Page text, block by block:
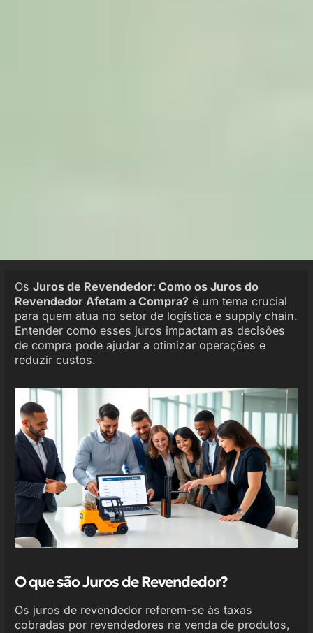
Os Juros de Revendedor: Como os Juros do
Revendedor Afetam a Compra?é um tema crucial
para quem atua no setor de logística e supply chain.
Entender como esses juros impactam as decisões
de compra pode ajudar a otimizar operações e
reduzir custos.
O que são Juros de Revendedor?
Os juros de revendedor referem-se às taxas
cobradas por revendedores na venda de produtos,